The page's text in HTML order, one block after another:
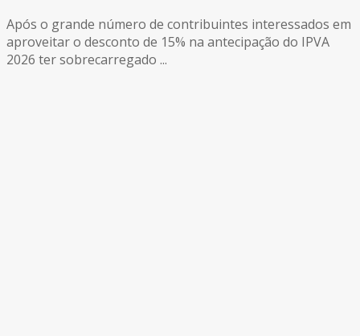
Após o grande número de contribuintes interessados em
aproveitar o desconto de 15% na antecipação do IPVA
2026 ter sobrecarregado ...